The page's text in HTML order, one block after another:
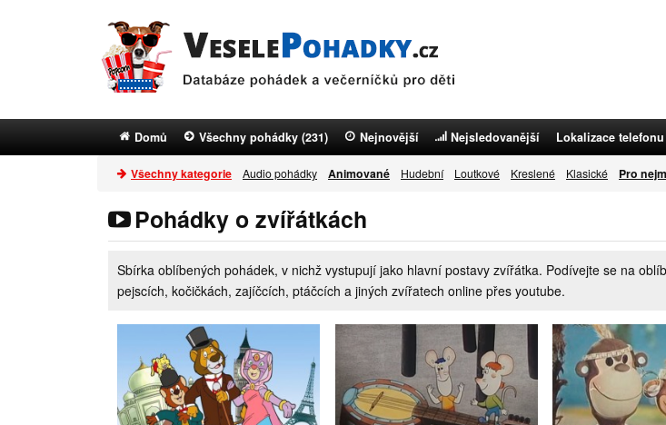
Domů Všechny pohádky (231) Nejnovější Nejsledovanější Lokalizace
Všechny kategorie Audio pohádky Animované Hudební Loutkové Kreslené Klasické Pro
Pohádky o zvířátkách
Sbírka oblíbených pohádek, v nichž vystupují jako hlavní postavy zvířátka. Podívejte se na
pejscích, kočičkách, zajíčcích, ptáčcích a jiných zvířatech online přes youtube.